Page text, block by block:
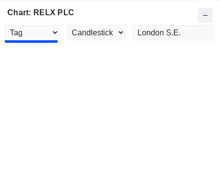
Chart: RELX PLC